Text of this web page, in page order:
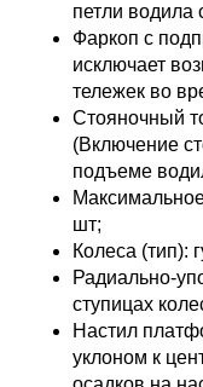
петли водила
Фаркоп с
исключает
тележек во
Стояночный
(Включение
подъеме
шт;
Колеса (тип):
Радиально-
ступицах
Настил
уклоном к